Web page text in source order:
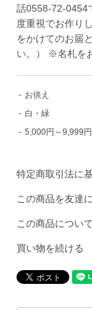
話0558-72-0454
度重視でお作り
をかけてのお届
い。） ※名札を
- お供え
- 白・緑
- 5,000円～9,999円
特定商取引法に
この商品を友達
この商品につい
買い物を続ける